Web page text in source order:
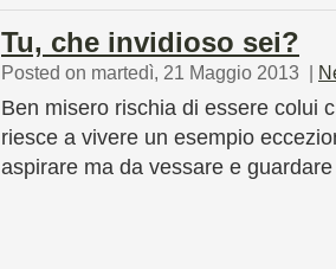
Tu, che invidioso sei?
Posted on martedì, 21 Maggio 2013 |
Ben misero rischia di essere colui
riesce a vivere un esempio
aspirare ma da vessare e